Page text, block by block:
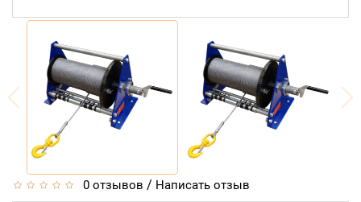
0 отзывов / Написать отзыв